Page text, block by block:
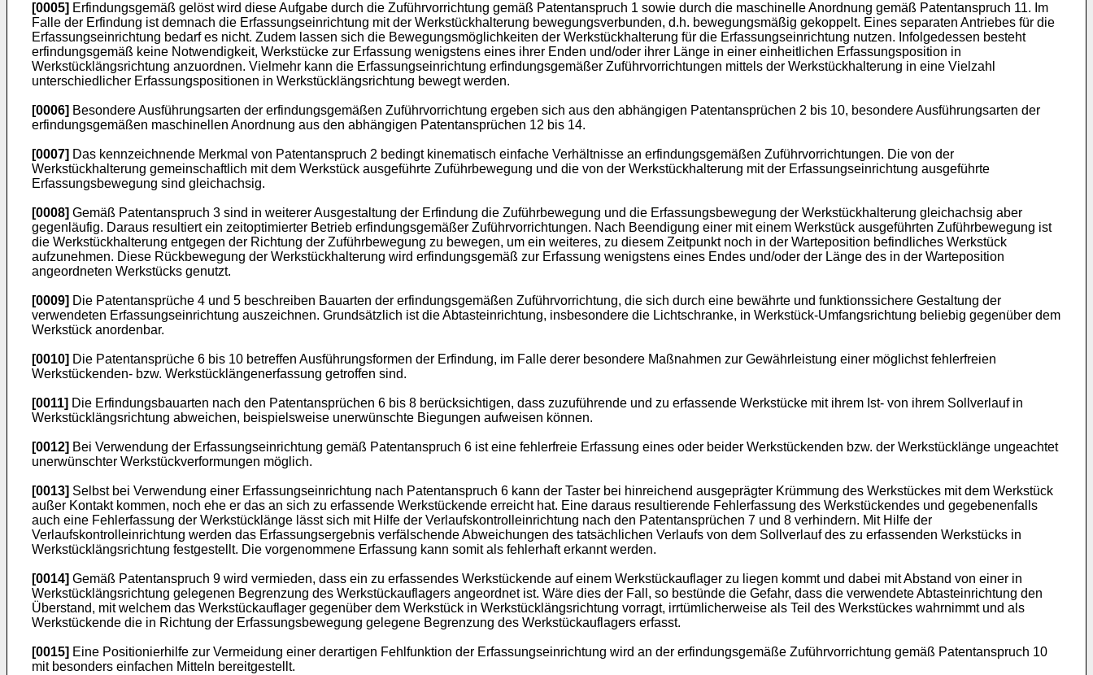
[0005] Erfindungsgemäß gelöst wird diese Aufgabe durch die Zuführvorrichtung gemäß Patentanspruch 1 sowie durch die maschinelle Anordnung gemäß Patentanspruch 11. Im
Falle der Erfindung ist demnach die Erfassungseinrichtung mit der Werkstückhalterung bewegungsverbunden, d.h. bewegungsmäßig gekoppelt. Eines separaten Antriebes für die
Erfassungseinrichtung bedarf es nicht. Zudem lassen sich die Bewegungsmöglichkeiten der Werkstückhalterung für die Erfassungseinrichtung nutzen. Infolgedessen besteht
erfindungsgemäß keine Notwendigkeit, Werkstücke zur Erfassung wenigstens eines ihrer Enden und/oder ihrer Länge in einer einheitlichen Erfassungsposition in
Werkstücklängsrichtung anzuordnen. Vielmehr kann die Erfassungseinrichtung erfindungsgemäßer Zuführvorrichtungen mittels der Werkstückhalterung in eine Vielzahl
unterschiedlicher Erfassungspositionen in Werkstücklängsrichtung bewegt werden.
[0006] Besondere Ausführungsarten der erfindungsgemäßen Zuführvorrichtung ergeben sich aus den abhängigen Patentansprüchen 2 bis 10, besondere Ausführungsarten der
erfindungsgemäßen maschinellen Anordnung aus den abhängigen Patentansprüchen 12 bis 14.
[0007] Das kennzeichnende Merkmal von Patentanspruch 2 bedingt kinematisch einfache Verhältnisse an erfindungsgemäßen Zuführvorrichtungen. Die von der
Werkstückhalterung gemeinschaftlich mit dem Werkstück ausgeführte Zuführbewegung und die von der Werkstückhalterung mit der Erfassungseinrichtung ausgeführte
Erfassungsbewegung sind gleichachsig.
[0008] Gemäß Patentanspruch 3 sind in weiterer Ausgestaltung der Erfindung die Zuführbewegung und die Erfassungsbewegung der Werkstückhalterung gleichachsig aber
gegenläufig. Daraus resultiert ein zeitoptimierter Betrieb erfindungsgemäßer Zuführvorrichtungen. Nach Beendigung einer mit einem Werkstück ausgeführten Zuführbewegung ist
die Werkstückhalterung entgegen der Richtung der Zuführbewegung zu bewegen, um ein weiteres, zu diesem Zeitpunkt noch in der Warteposition befindliches Werkstück
aufzunehmen. Diese Rückbewegung der Werkstückhalterung wird erfindungsgemäß zur Erfassung wenigstens eines Endes und/oder der Länge des in der Warteposition
angeordneten Werkstücks genutzt.
[0009] Die Patentansprüche 4 und 5 beschreiben Bauarten der erfindungsgemäßen Zuführvorrichtung, die sich durch eine bewährte und funktionssichere Gestaltung der
verwendeten Erfassungseinrichtung auszeichnen. Grundsätzlich ist die Abtasteinrichtung, insbesondere die Lichtschranke, in Werkstück-Umfangsrichtung beliebig gegenüber dem
Werkstück anordenbar.
[0010] Die Patentansprüche 6 bis 10 betreffen Ausführungsformen der Erfindung, im Falle derer besondere Maßnahmen zur Gewährleistung einer möglichst fehlerfreien
Werkstückenden- bzw. Werkstücklängenerfassung getroffen sind.
[0011] Die Erfindungsbauarten nach den Patentansprüchen 6 bis 8 berücksichtigen, dass zuzuführende und zu erfassende Werkstücke mit ihrem Ist- von ihrem Sollverlauf in
Werkstücklängsrichtung abweichen, beispielsweise unerwünschte Biegungen aufweisen können.
[0012] Bei Verwendung der Erfassungseinrichtung gemäß Patentanspruch 6 ist eine fehlerfreie Erfassung eines oder beider Werkstückenden bzw. der Werkstücklänge ungeachtet
unerwünschter Werkstückverformungen möglich.
[0013] Selbst bei Verwendung einer Erfassungseinrichtung nach Patentanspruch 6 kann der Taster bei hinreichend ausgeprägter Krümmung des Werkstückes mit dem Werkstück
außer Kontakt kommen, noch ehe er das an sich zu erfassende Werkstückende erreicht hat. Eine daraus resultierende Fehlerfassung des Werkstückendes und gegebenenfalls
auch eine Fehlerfassung der Werkstücklänge lässt sich mit Hilfe der Verlaufskontrolleinrichtung nach den Patentansprüchen 7 und 8 verhindern. Mit Hilfe der
Verlaufskontrolleinrichtung werden das Erfassungsergebnis verfälschende Abweichungen des tatsächlichen Verlaufs von dem Sollverlauf des zu erfassenden Werkstücks in
Werkstücklängsrichtung festgestellt. Die vorgenommene Erfassung kann somit als fehlerhaft erkannt werden.
[0014] Gemäß Patentanspruch 9 wird vermieden, dass ein zu erfassendes Werkstückende auf einem Werkstückauflager zu liegen kommt und dabei mit Abstand von einer in
Werkstücklängsrichtung gelegenen Begrenzung des Werkstückauflagers angeordnet ist. Wäre dies der Fall, so bestünde die Gefahr, dass die verwendete Abtasteinrichtung den
Überstand, mit welchem das Werkstückauflager gegenüber dem Werkstück in Werkstücklängsrichtung vorragt, irrtümlicherweise als Teil des Werkstückes wahrnimmt und als
Werkstückende die in Richtung der Erfassungsbewegung gelegene Begrenzung des Werkstückauflagers erfasst.
[0015] Eine Positionierhilfe zur Vermeidung einer derartigen Fehlfunktion der Erfassungseinrichtung wird an der erfindungsgemäße Zuführvorrichtung gemäß Patentanspruch 10
mit besonders einfachen Mitteln bereitgestellt.